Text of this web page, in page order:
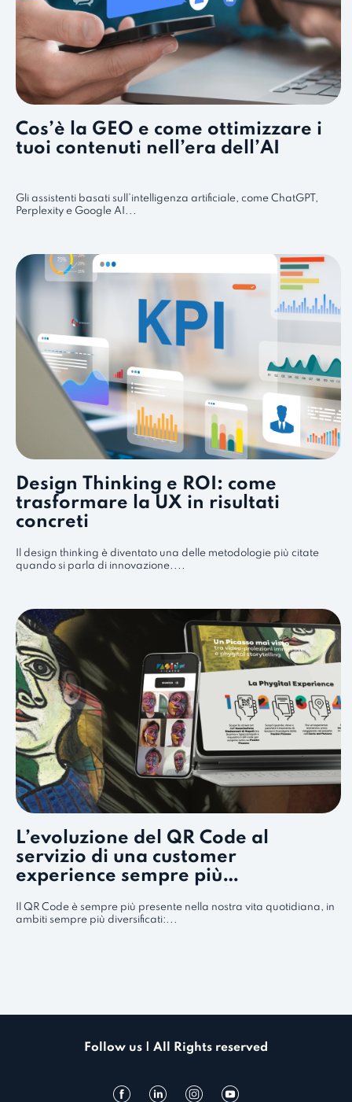
Cos’è la GEO e come ottimizzare i
tuoi contenuti nell’era dell’AI
Gli assistenti basati sull’intelligenza artificiale, come ChatGPT,
Perplexity e Google AI...
Design Thinking e ROI: come
trasformare la UX in risultati
concreti
Il design thinking è diventato una delle metodologie più citate
quando si parla di innovazione....
L’evoluzione del QR Code al
servizio di una customer
experience sempre più
Il QR Code è sempre più presente nella nostra vita quotidiana, in
ambiti sempre più diversificati:...
Follow us | All Rights reserved